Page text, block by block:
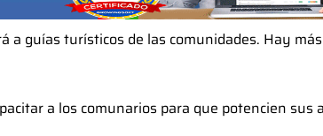
a guías turísticos de las comunidades. Hay
a los comunarios para que potencien sus